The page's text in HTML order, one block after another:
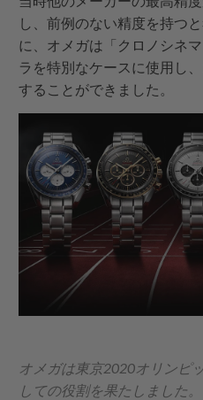
し、前例のない精度を持つ
に、オメガは「クロノシネ
ラを特別なケースに使用し
することができました。
オメガは東京2020オリンピ
しての役割を果たしました。